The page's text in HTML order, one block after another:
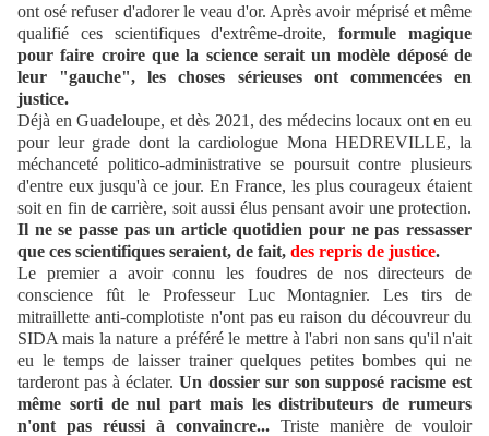
ont osé refuser d'adorer le veau d'or. Après avoir méprisé et même
qualifié ces scientifiques d'extrême-droite,formule magique
pour faire croire que la science serait un modèle déposé de
leur "gauche", les choses sérieuses ont commencées en
justice.
Déjà en Guadeloupe, et dès 2021, des médecins locaux ont en eu
pour leur grade dont la cardiologue Mona HEDREVILLE, la
méchanceté politico-administrative se poursuit contre plusieurs
d'entre eux jusqu'à ce jour. En France, les plus courageux étaient
soit en fin de carrière, soit aussi élus pensant avoir une protection.
Il ne se passe pas un article quotidien pour ne pas ressasser
que ces scientifiques seraient, de fait, des repris de justice.
Le premier a avoir connu les foudres de nos directeurs de
conscience fût le Professeur Luc Montagnier. Les tirs de
mitraillette anti-complotiste n'ont pas eu raison du découvreur du
SIDA mais la nature a préféré le mettre à l'abri non sans qu'il n'ait
eu le temps de laisser trainer quelques petites bombes qui ne
tarderont pas à éclater.Un dossier sur son supposé racisme est
même sorti de nul part mais les distributeurs de rumeurs
n'ont pas réussi à convaincre... Triste manière de vouloir